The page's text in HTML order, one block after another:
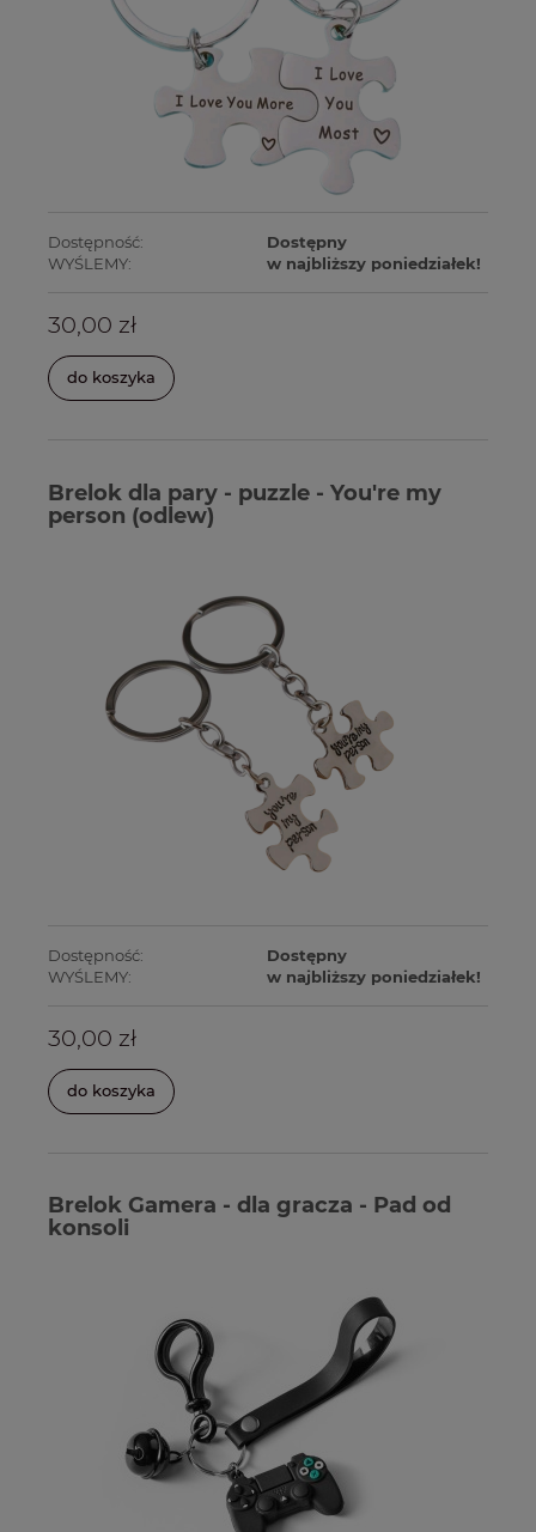
Dostępność:
Dostępny
WYŚLEMY:
w najbliższy poniedziałek!
30,00 zł
do koszyka
Brelok dla pary - puzzle - You're my
person (odlew)
Dostępność:
Dostępny
WYŚLEMY:
w najbliższy poniedziałek!
30,00 zł
do koszyka
Brelok Gamera - dla gracza - Pad od
konsoli